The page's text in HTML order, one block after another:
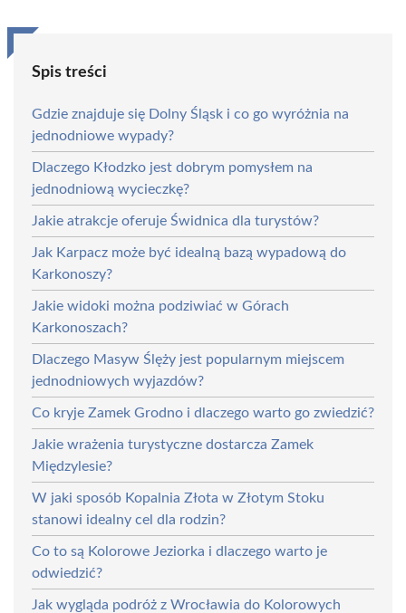
Spis treści
Gdzie znajduje się Dolny Śląsk i co go wyróżnia na
jednodniowe wypady?
Dlaczego Kłodzko jest dobrym pomysłem na
jednodniową wycieczkę?
Jakie atrakcje oferuje Świdnica dla turystów?
Jak Karpacz może być idealną bazą wypadową do
Karkonoszy?
Jakie widoki można podziwiać w Górach
Karkonoszach?
Dlaczego Masyw Ślęży jest popularnym miejscem
jednodniowych wyjazdów?
Co kryje Zamek Grodno i dlaczego warto go zwiedzić?
Jakie wrażenia turystyczne dostarcza Zamek
Międzylesie?
W jaki sposób Kopalnia Złota w Złotym Stoku
stanowi idealny cel dla rodzin?
Co to są Kolorowe Jeziorka i dlaczego warto je
odwiedzić?
Jak wygląda podróż z Wrocławia do Kolorowych